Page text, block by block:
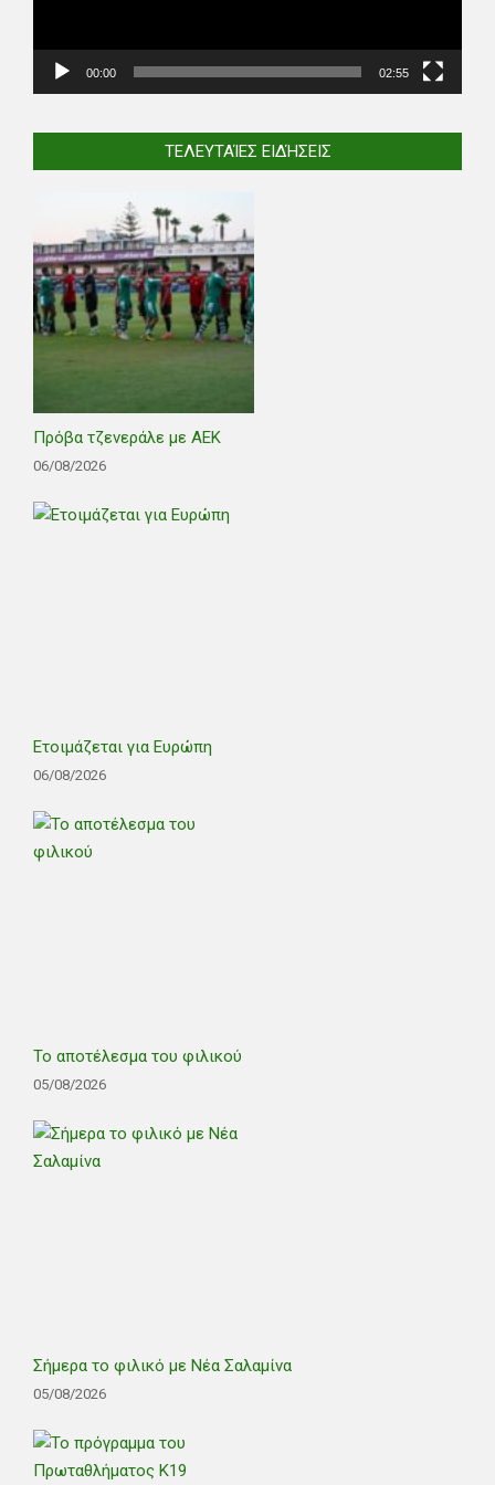
00:00 02:55
ΤΕΛΕΥΤΑΊΕΣ ΕΙΔΉΣΕΙΣ
Πρόβα τζενεράλε με ΑΕΚ
06/08/2026
Ετοιμάζεται για Ευρώπη
06/08/2026
Το αποτέλεσμα του φιλικού
05/08/2026
Σήμερα το φιλικό με Νέα Σαλαμίνα
05/08/2026